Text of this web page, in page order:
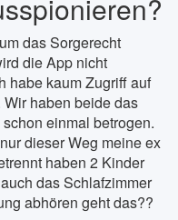
das Sorgerecht
die App nicht
habe kaum Zugriff auf
haben beide das
einmal betrogen.
dieser Weg meine ex
haben 2 Kinder
das Schlafzimmer
abhören geht das??